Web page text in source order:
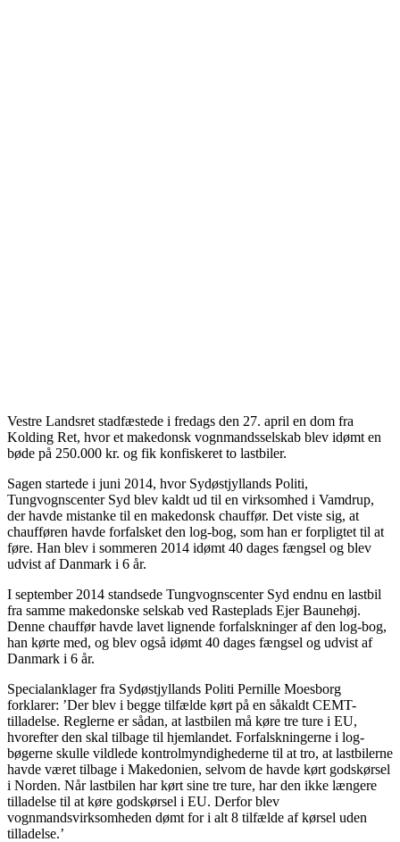
Vestre Landsret stadfæstede i fredags den 27. april en dom fra
Kolding Ret, hvor et makedonsk vognmandsselskab blev idømt en
bøde på 250.000 kr. og fik konfiskeret to lastbiler.
Sagen startede i juni 2014, hvor Sydøstjyllands Politi,
Tungvognscenter Syd blev kaldt ud til en virksomhed i Vamdrup,
der havde mistanke til en makedonsk chauffør. Det viste sig, at
chaufføren havde forfalsket den log-bog, som han er forpligtet til at
føre. Han blev i sommeren 2014 idømt 40 dages fængsel og blev
udvist af Danmark i 6 år.
I september 2014 standsede Tungvognscenter Syd endnu en lastbil
fra samme makedonske selskab ved Rasteplads Ejer Baunehøj.
Denne chauffør havde lavet lignende forfalskninger af den log-bog,
han kørte med, og blev også idømt 40 dages fængsel og udvist af
Danmark i 6 år.
Specialanklager fra Sydøstjyllands Politi Pernille Moesborg
forklarer: ’Der blev i begge tilfælde kørt på en såkaldt CEMT-
tilladelse. Reglerne er sådan, at lastbilen må køre tre ture i EU,
hvorefter den skal tilbage til hjemlandet. Forfalskningerne i log-
bøgerne skulle vildlede kontrolmyndighederne til at tro, at lastbilerne
havde været tilbage i Makedonien, selvom de havde kørt godskørsel
i Norden. Når lastbilen har kørt sine tre ture, har den ikke længere
tilladelse til at køre godskørsel i EU. Derfor blev
vognmandsvirksomheden dømt for i alt 8 tilfælde af kørsel uden
tilladelse.’